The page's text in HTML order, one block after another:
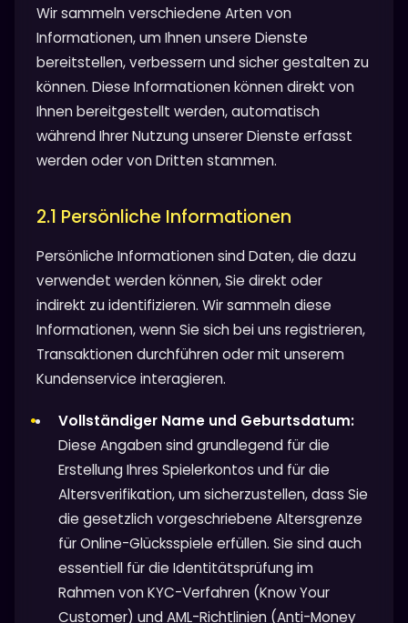
Wir sammeln verschiedene Arten von
Informationen, um Ihnen unsere Dienste
bereitstellen, verbessern und sicher gestalten zu
können. Diese Informationen können direkt von
Ihnen bereitgestellt werden, automatisch
während Ihrer Nutzung unserer Dienste erfasst
werden oder von Dritten stammen.
2.1 Persönliche Informationen
Persönliche Informationen sind Daten, die dazu
verwendet werden können, Sie direkt oder
indirekt zu identifizieren. Wir sammeln diese
Informationen, wenn Sie sich bei uns registrieren,
Transaktionen durchführen oder mit unserem
Kundenservice interagieren.
Vollständiger Name und Geburtsdatum:
Diese Angaben sind grundlegend für die
Erstellung Ihres Spielerkontos und für die
Altersverifikation, um sicherzustellen, dass Sie
die gesetzlich vorgeschriebene Altersgrenze
für Online-Glücksspiele erfüllen. Sie sind auch
essentiell für die Identitätsprüfung im
Rahmen von KYC-Verfahren (Know Your
Customer) und AML-Richtlinien (Anti-Money